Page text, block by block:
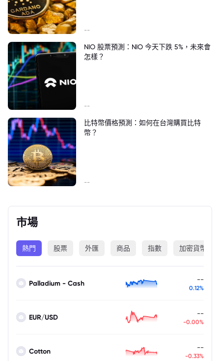
市場
熱門 股票 外匯 商品 指數 加密貨幣
Palladium - Cash --
0.12%
EUR/USD --
-0.00%
Cotton --
-0.33%
--
NIO 股票預測：NIO 今天下跌 5%，未來會
怎樣？
--
比特幣價格預測：如何在台灣購買比特
幣？
--